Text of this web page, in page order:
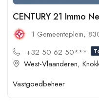
CENTURY 21 Immo
1 Gemeenteplein,
+32 50 62 50***
West-Vlaanderen,
Vastgoedbeheer